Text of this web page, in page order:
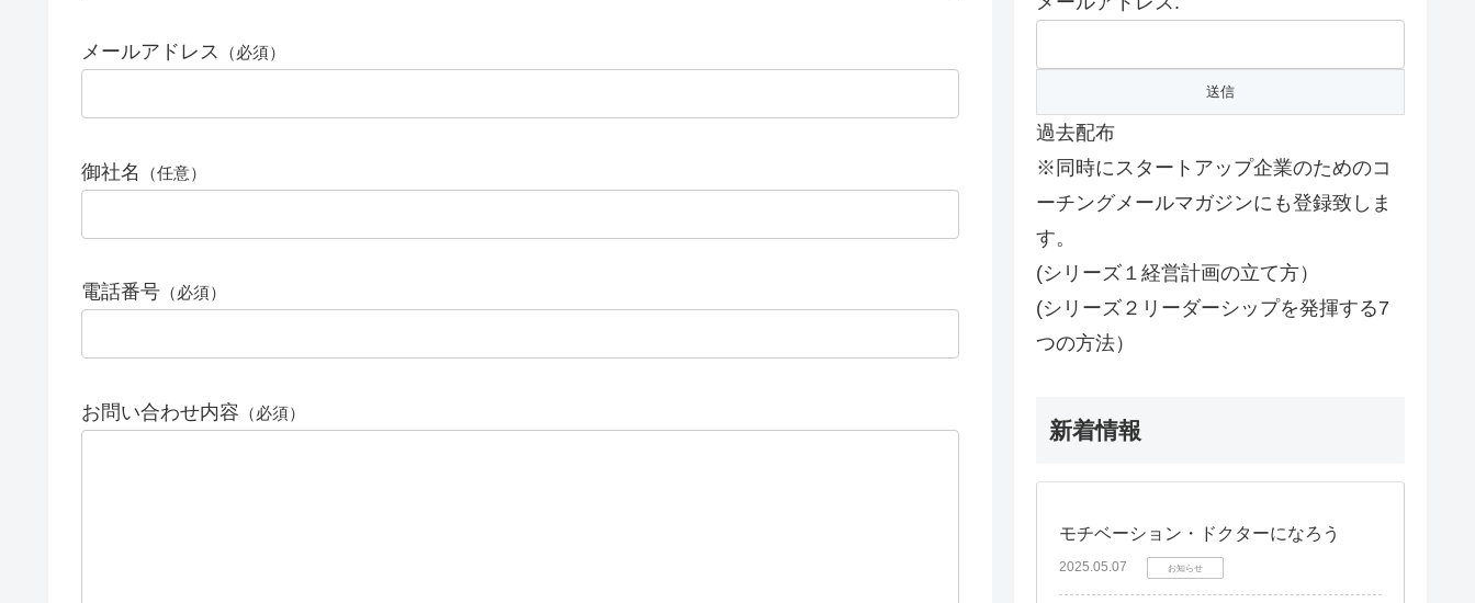
メールアドレス （必須）
御社名 （任意）
電話番号 （必須）
お問い合わせ内容 （必須）
過去配布
※同時にスタートアップ企業のためのコ
ーチングメールマガジンにも登録致しま
す。
(シリーズ１経営計画の立て方）
(シリーズ２リーダーシップを発揮する7
つの方法）
新着情報
モチベーション・ドクターになろう
2025.05.07 お知らせ